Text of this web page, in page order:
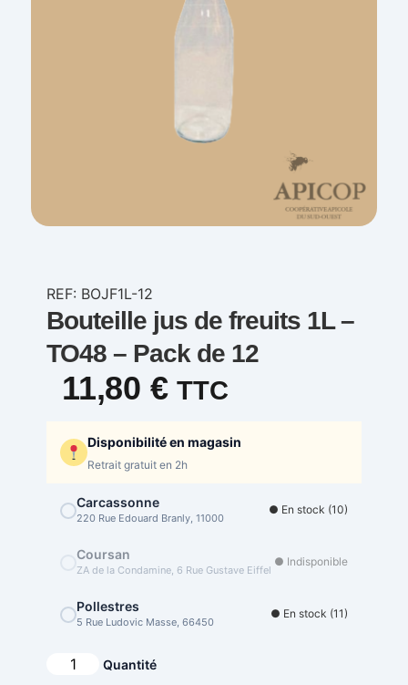
REF: BOJF1L-12
Bouteille jus de freuits 1L –
TO48 – Pack de 12
11,80 € TTC
Disponibilité en magasin
Retrait gratuit en 2h
Carcassonne
220 Rue Edouard Branly, 11000
● En stock (10)
Coursan
ZA de la Condamine, 6 Rue Gustave Eiffel
● Indisponible
Pollestres
5 Rue Ludovic Masse, 66450
● En stock (11)
Quantité